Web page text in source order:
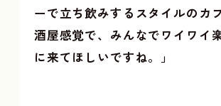
ーで立ち飲みするスタイルのカ
酒屋感覚で、みんなでワイワイ
に来てほしいですね。」